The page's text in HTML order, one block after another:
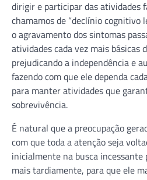
dirigir e participar das atividades
chamamos de “declínio cognitivo
o agravamento dos sintomas
atividades cada vez mais básicas
prejudicando a independência e
fazendo com que ele dependa
para manter atividades que
sobrevivência.
É natural que a preocupação
com que toda a atenção seja
inicialmente na busca incessante
mais tardiamente, para que ele